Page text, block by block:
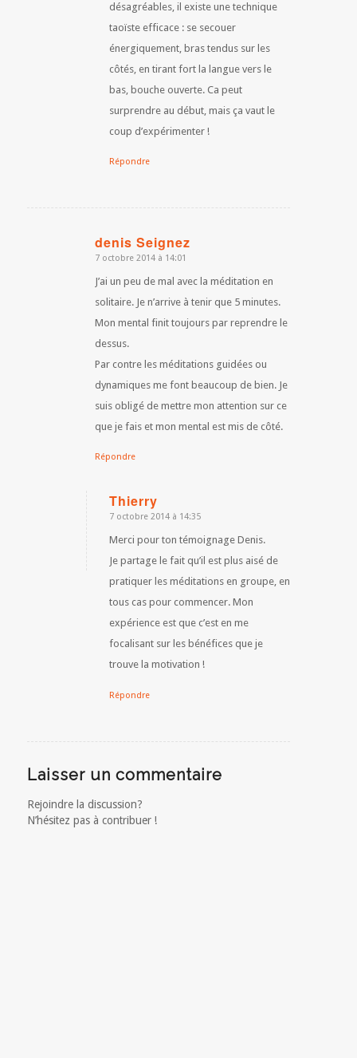
désagréables, il existe une technique
taoïste efficace : se secouer
énergiquement, bras tendus sur les
côtés, en tirant fort la langue vers le
bas, bouche ouverte. Ca peut
surprendre au début, mais ça vaut le
coup d’expérimenter !
Répondre
denis Seignez
dit
7 octobre 2014 à 14:01
J’ai un peu de mal avec la méditation en
solitaire. Je n’arrive à tenir que 5 minutes.
Mon mental finit toujours par reprendre le
dessus.
Par contre les méditations guidées ou
dynamiques me font beaucoup de bien. Je
suis obligé de mettre mon attention sur ce
que je fais et mon mental est mis de côté.
Répondre
Thierry
dit
7 octobre 2014 à 14:35
Merci pour ton témoignage Denis.
Je partage le fait qu’il est plus aisé de
pratiquer les méditations en groupe, en
tous cas pour commencer. Mon
expérience est que c’est en me
focalisant sur les bénéfices que je
trouve la motivation !
Répondre
Laisser un commentaire
Rejoindre la discussion?
N’hésitez pas à contribuer !